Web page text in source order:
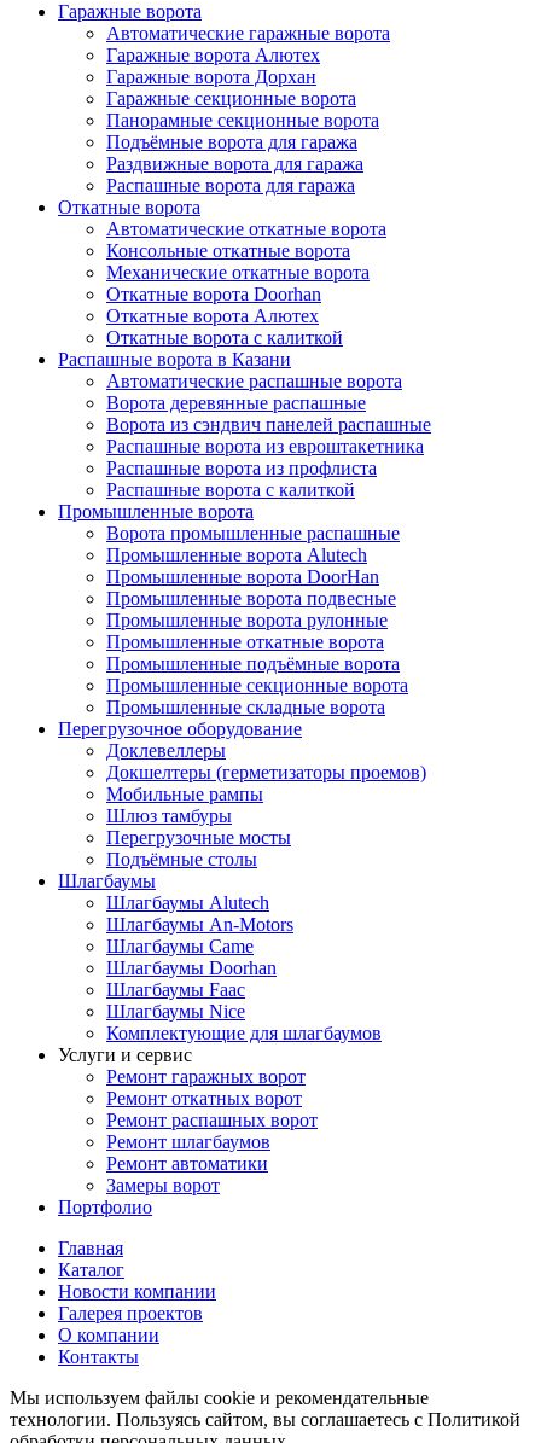
Гаражные ворота
Автоматические гаражные ворота
Гаражные ворота Алютех
Гаражные ворота Дорхан
Гаражные секционные ворота
Панорамные секционные ворота
Подъёмные ворота для гаража
Раздвижные ворота для гаража
Распашные ворота для гаража
Откатные ворота
Автоматические откатные ворота
Консольные откатные ворота
Механические откатные ворота
Откатные ворота Doorhan
Откатные ворота Алютех
Откатные ворота с калиткой
Распашные ворота в Казани
Автоматические распашные ворота
Ворота деревянные распашные
Ворота из сэндвич панелей распашные
Распашные ворота из евроштакетника
Распашные ворота из профлиста
Распашные ворота с калиткой
Промышленные ворота
Ворота промышленные распашные
Промышленные ворота Alutech
Промышленные ворота DoorHan
Промышленные ворота подвесные
Промышленные ворота рулонные
Промышленные откатные ворота
Промышленные подъёмные ворота
Промышленные секционные ворота
Промышленные складные ворота
Перегрузочное оборудование
Доклевеллеры
Докшелтеры (герметизаторы проемов)
Мобильные рампы
Шлюз тамбуры
Перегрузочные мосты
Подъёмные столы
Шлагбаумы
Шлагбаумы Alutech
Шлагбаумы An-Motors
Шлагбаумы Came
Шлагбаумы Doorhan
Шлагбаумы Faac
Шлагбаумы Nice
Комплектующие для шлагбаумов
Услуги и сервис
Ремонт гаражных ворот
Ремонт откатных ворот
Ремонт распашных ворот
Ремонт шлагбаумов
Ремонт автоматики
Замеры ворот
Портфолио
Главная
Каталог
Новости компании
Галерея проектов
О компании
Контакты
Мы используем файлы cookie и рекомендательные
технологии. Пользуясь сайтом, вы соглашаетесь с Политикой